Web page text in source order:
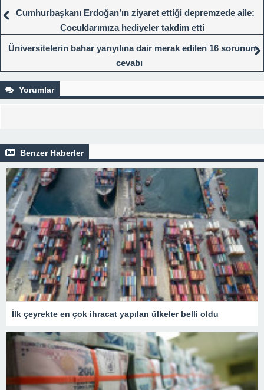
Cumhurbaşkanı Erdoğan’ın ziyaret ettiği depremzede aile:
Çocuklarımıza hediyeler takdim etti
Üniversitelerin bahar yarıyılına dair merak edilen 16 sorunun
cevabı
Yorumlar
Benzer Haberler
İlk çeyrekte en çok ihracat yapılan ülkeler belli oldu